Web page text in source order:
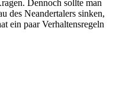
Dennoch sollte man
des Neandertalers sinken,
ein paar Verhaltensregeln